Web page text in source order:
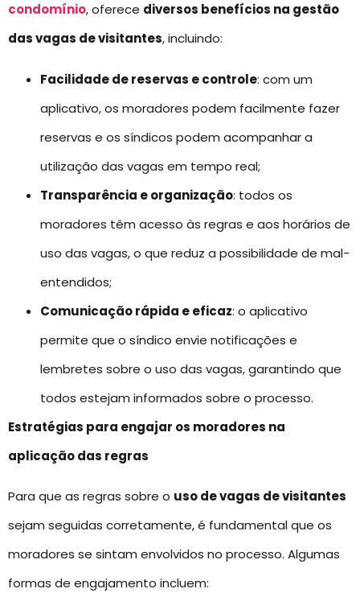
condomínio, oferece diversos benefícios na gestão
das vagas de visitantes, incluindo:
Facilidade de reservas e controle: com um
aplicativo, os moradores podem facilmente fazer
reservas e os síndicos podem acompanhar a
utilização das vagas em tempo real;
Transparência e organização: todos os
moradores têm acesso às regras e aos horários de
uso das vagas, o que reduz a possibilidade de mal-
entendidos;
Comunicação rápida e eficaz: o aplicativo
permite que o síndico envie notificações e
lembretes sobre o uso das vagas, garantindo que
todos estejam informados sobre o processo.
Estratégias para engajar os moradores na
aplicação das regras
Para que as regras sobre o uso de vagas de visitantes
sejam seguidas corretamente, é fundamental que os
moradores se sintam envolvidos no processo. Algumas
formas de engajamento incluem: